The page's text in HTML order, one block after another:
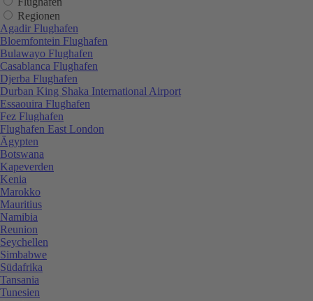
Regionen
Agadir Flughafen
Bloemfontein Flughafen
Bulawayo Flughafen
Casablanca Flughafen
Djerba Flughafen
Durban King Shaka International Airport
Essaouira Flughafen
Fez Flughafen
Flughafen East London
Ägypten
Botswana
Kapeverden
Kenia
Marokko
Mauritius
Namibia
Reunion
Seychellen
Simbabwe
Südafrika
Tansania
Tunesien